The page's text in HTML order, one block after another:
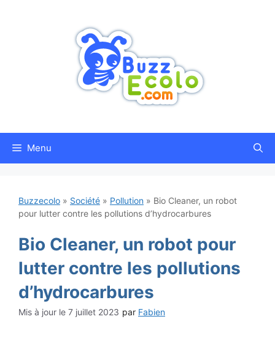
Menu
Buzzecolo » Société » Pollution » Bio Cleaner, un robot
pour lutter contre les pollutions d’hydrocarbures
Bio Cleaner, un robot pour
lutter contre les pollutions
d’hydrocarbures
7 juillet 2023 par Fabien